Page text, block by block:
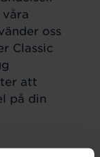
oss
Classic
att
på din